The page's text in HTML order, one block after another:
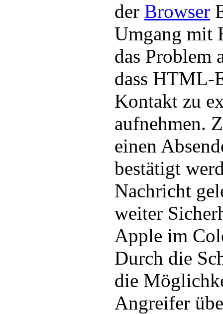
der Browser
Umgang mit
das Problem
dass HTML-
Kontakt zu
aufnehmen.
einen
bestätigt
Nachricht
weiter
Apple im
Durch die
die
Angreifer